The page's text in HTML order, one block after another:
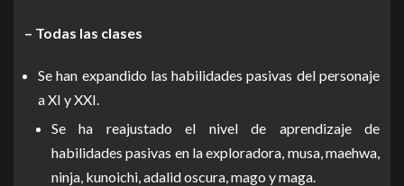
– Todas las clases
Se han expandido las habilidades pasivas del personaje
a XI y XXI.
Se ha reajustado el nivel de aprendizaje de
habilidades pasivas en la exploradora, musa, maehwa,
ninja, kunoichi, adalid oscura, mago y maga.